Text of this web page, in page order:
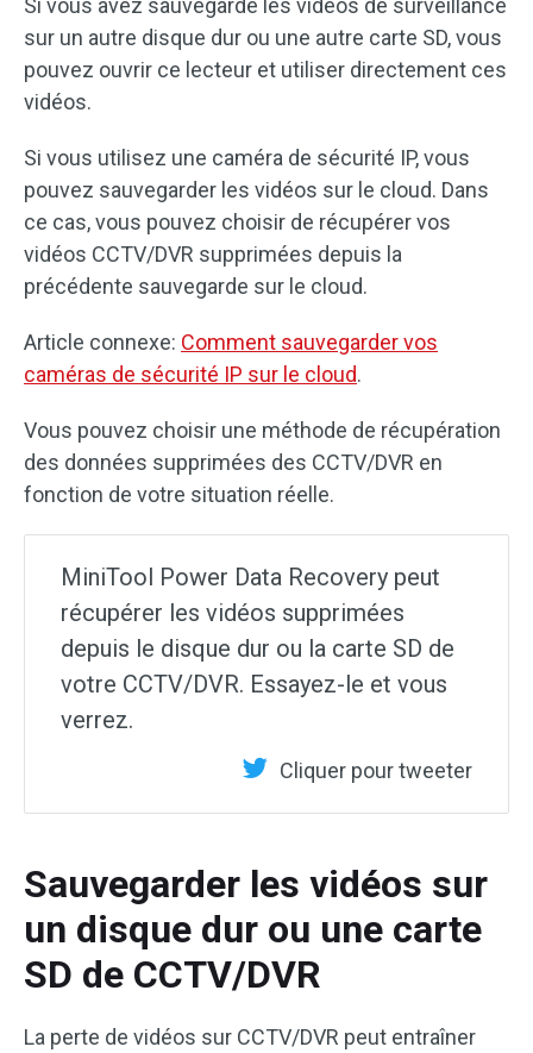
Si vous avez sauvegardé les vidéos de surveillance
sur un autre disque dur ou une autre carte SD, vous
pouvez ouvrir ce lecteur et utiliser directement ces
vidéos.
Si vous utilisez une caméra de sécurité IP, vous
pouvez sauvegarder les vidéos sur le cloud. Dans
ce cas, vous pouvez choisir de récupérer vos
vidéos CCTV/DVR supprimées depuis la
précédente sauvegarde sur le cloud.
Article connexe: Comment sauvegarder vos
caméras de sécurité IP sur le cloud.
Vous pouvez choisir une méthode de récupération
des données supprimées des CCTV/DVR en
fonction de votre situation réelle.
MiniTool Power Data Recovery peut
récupérer les vidéos supprimées
depuis le disque dur ou la carte SD de
votre CCTV/DVR. Essayez-le et vous
verrez.
Cliquer pour tweeter
Sauvegarder les vidéos sur
un disque dur ou une carte
SD de CCTV/DVR
La perte de vidéos sur CCTV/DVR peut entraîner